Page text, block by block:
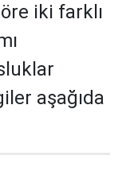
iki farklı
aşağıda